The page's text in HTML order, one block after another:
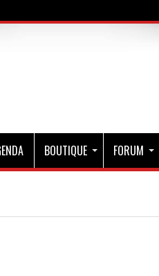
BOUTIQUE FORUM